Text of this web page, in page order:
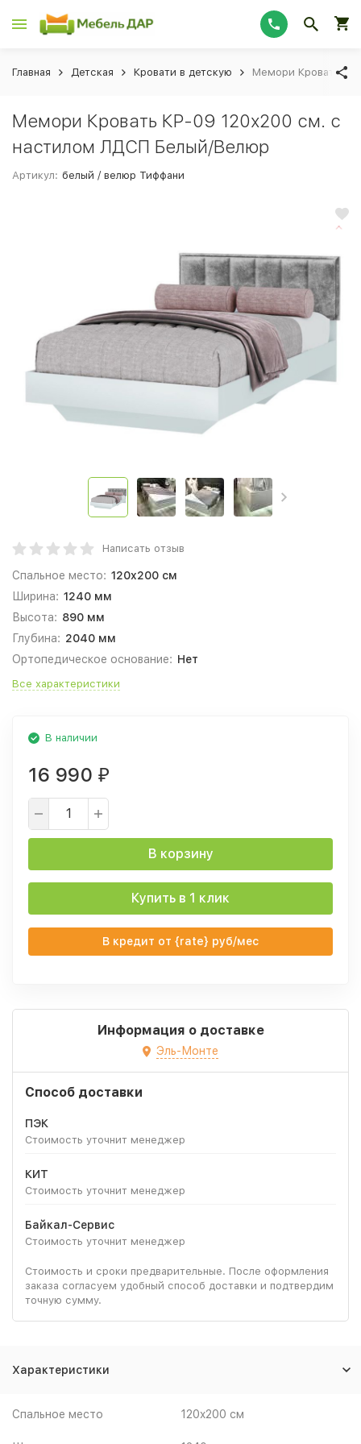
Главная Детская Кровати в детскую Мемори Кровать
Мемори Кровать КР-09 120х200 см. с
настилом ЛДСП Белый/Велюр
Артикул: белый / велюр Тиффани
Написать отзыв
Спальное место: 120x200 см
Ширина: 1240 мм
Высота: 890 мм
Глубина: 2040 мм
Ортопедическое основание: Нет
Все характеристики
В наличии
16 990 ₽
В корзину
Купить в 1 клик
В кредит от {rate} руб/мес
Информация о доставке
Эль-Монте
Способ доставки
ПЭК
Стоимость уточнит менеджер
КИТ
Стоимость уточнит менеджер
Байкал-Сервис
Стоимость уточнит менеджер
Стоимость и сроки предварительные. После оформления
заказа согласуем удобный способ доставки и подтвердим
точную сумму.
Характеристики
Спальное место 120x200 см